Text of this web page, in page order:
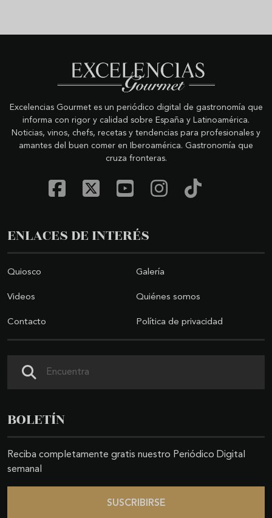
Excelencias Gourmet es un periódico digital de gastronomía que
informa con rigor y calidad sobre España y Latinoamérica.
Noticias, vinos, chefs, recetas y tendencias para profesionales y
amantes del buen comer en Iberoamérica. Gastronomía que
cruza fronteras.
ENLACES DE INTERÉS
Quiosco Galería
Videos Quiénes somos
Contacto Política de privacidad
BOLETÍN
Reciba completamente gratis nuestro Periódico Digital
semanal
SUSCRIBIRSE